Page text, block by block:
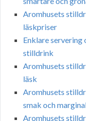
Aromhusets
läskpriser
Enklare servering
stilldrink
Aromhusets
läsk
Aromhusets
smak och
Aromhusets